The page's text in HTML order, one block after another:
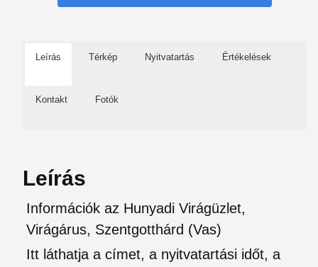
Leírás Térkép Nyitvatartás Értékelések
Kontakt Fotók
Leírás
Információk az Hunyadi Virágüzlet,
Virágárus, Szentgotthárd (Vas)
Itt láthatja a címet, a nyitvatartási időt, a